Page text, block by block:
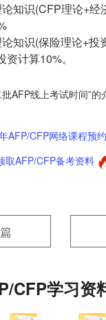
知识(CFP理论+经
知识(保险理论+投
计算10%。
AFP线上考试时间”
AFP/CFP网络课程预
取AFP/CFP备考资料
CFP学习资